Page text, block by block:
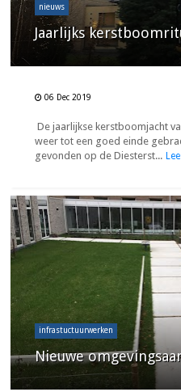
nieuws
Jaarlijks
06 Dec 2019
De jaarlijkse kerstboomjacht
weer tot een goed einde
gevonden op de Diesterst...
infrastuctuurwerken
Nieuwe